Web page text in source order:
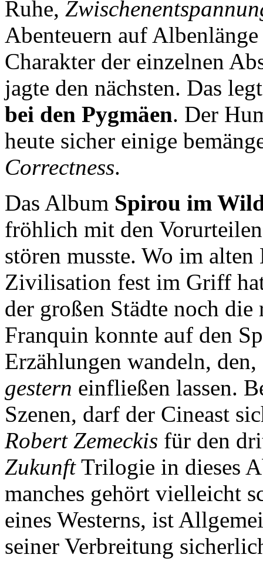
Ruhe,
Abenteuern auf
Charakter der einzelnen
jagte den nächsten. Das
bei den Pygmäen. Der
heute sicher einige
Correctness.
Das Album Spirou im
fröhlich mit den Vorurteilen
stören musste. Wo im
Zivilisation fest im Griff
der großen Städte noch die
Franquin konnte auf den
Erzählungen wandeln,
gestern einfließen lassen.
Szenen, darf der Cineast
Robert Zemeckis für den
ZukunftTrilogie in dieses
manches gehört vielleicht
eines Westerns, ist
seiner Verbreitung